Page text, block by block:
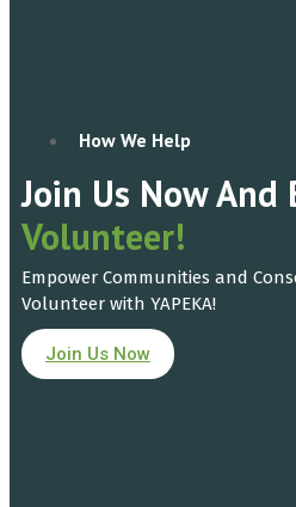
How We Help
Join Us Now And
Volunteer!
Empower Communities and
Volunteer with YAPEKA!
Join Us Now